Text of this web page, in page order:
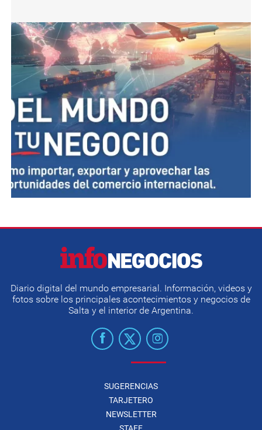
Diario digital del mundo empresarial. Información, videos y
fotos sobre los principales acontecimientos y negocios de
Salta y el interior de Argentina.
SUGERENCIAS
TARJETERO
NEWSLETTER